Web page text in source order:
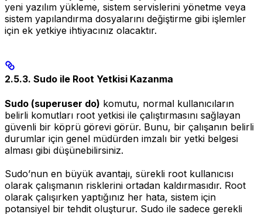
yeni yazılım yükleme, sistem servislerini yönetme veya
sistem yapılandırma dosyalarını değiştirme gibi işlemler
için ek yetkiye ihtiyacınız olacaktır.
2.5.3. Sudo ile Root Yetkisi Kazanma
Sudo (superuser do) komutu, normal kullanıcıların
belirli komutları root yetkisi ile çalıştırmasını sağlayan
güvenli bir köprü görevi görür. Bunu, bir çalışanın belirli
durumlar için genel müdürden imzalı bir yetki belgesi
alması gibi düşünebilirsiniz.
Sudo’nun en büyük avantajı, sürekli root kullanıcısı
olarak çalışmanın risklerini ortadan kaldırmasıdır. Root
olarak çalışırken yaptığınız her hata, sistem için
potansiyel bir tehdit oluşturur. Sudo ile sadece gerekli